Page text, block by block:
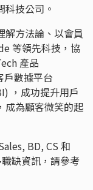
技公司。
解方法論、以會員
等領先科技，協
產品
數據平台
，成功提升用戶
成為顧客微笑的起
BD, CS 和
缺資訊，請參考